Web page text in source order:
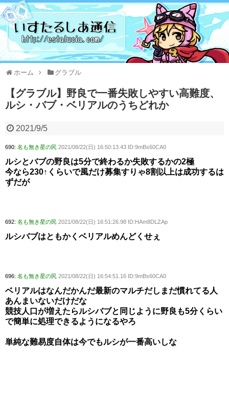
ホーム グラブル
【グラブル】野良で一番失敗しやすい高難度、
ルシ・バブ・ベリアルのうちどれか
2021/9/5
690: 名も無き星の民 2021/08/22(日) 16:50:13.43 ID:9mBs60CA0
ルシとバブの野良は5分で終わるか失敗するかの2極
今なら230↑くらいで風だけ募集すりゃ8割以上は成功するは
ずだが
692: 名も無き星の民 2021/08/22(日) 16:51:26.98 ID:HAm8DLZAp
ルシバブはともかくベリアルめんどくせぇ
696: 名も無き星の民 2021/08/22(日) 16:54:51.16 ID:9mBs60CA0
ベリアルはなんだかんだ最新のマルチだしまだ慣れてる人
あんまいないだけだな
競技人口が増えたらルシバブと同じように野良も5分くらい
で簡単に処理できるようになるやろ
単純な難易度自体は今でもルシが一番高いしな